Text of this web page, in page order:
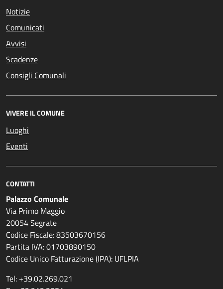
Notizie
Comunicati
Avvisi
Scadenze
Consigli Comunali
VIVERE IL COMUNE
Luoghi
Eventi
CONTATTI
Palazzo Comunale
Via Primo Maggio
20054 Segrate
Codice Fiscale: 83503670156
Partita IVA: 01703890150
Codice Unico Fatturazione (IPA): UFLPIA
Tel: +39.02.269.021